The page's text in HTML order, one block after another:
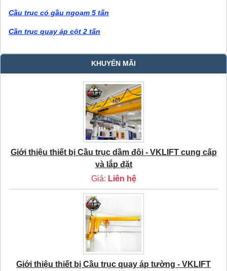
Cầu trục có gầu ngoạm 5 tấn
Cần trục quay áp cột 2 tấn
KHUYẾN MÃI
Giới thiệu thiết bị Cầu trục dầm đôi - VKLIFT cung cấp
và lắp đặt
Giá: Liên hệ
Giới thiệu thiết bị Cầu trục quay áp tường - VKLIFT